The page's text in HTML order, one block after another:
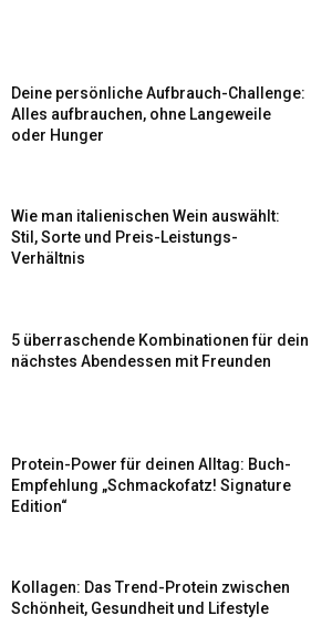
Deine persönliche Aufbrauch-Challenge:
Alles aufbrauchen, ohne Langeweile
oder Hunger
Wie man italienischen Wein auswählt:
Stil, Sorte und Preis-Leistungs-
Verhältnis
5 überraschende Kombinationen für dein
nächstes Abendessen mit Freunden
Protein-Power für deinen Alltag: Buch-
Empfehlung „Schmackofatz! Signature
Edition“
Kollagen: Das Trend-Protein zwischen
Schönheit, Gesundheit und Lifestyle